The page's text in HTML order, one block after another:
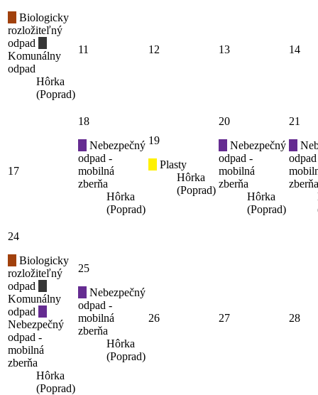
Biologicky
rozložiteľný
odpad
Komunálny
odpad
Hôrka
(Poprad)
11 12 13 14
17
18
Nebezpečný
odpad -
mobilná
zberňa
Hôrka
(Poprad)
19
Plasty
Hôrka
(Poprad)
20
Nebezpečný
odpad -
mobilná
zberňa
Hôrka
(Poprad)
21
zberňa
24
Biologicky
rozložiteľný
odpad
Komunálny
odpad
Nebezpečný
odpad -
mobilná
zberňa
Hôrka
(Poprad)
25
Nebezpečný
odpad -
mobilná
zberňa
Hôrka
(Poprad)
26 27 28